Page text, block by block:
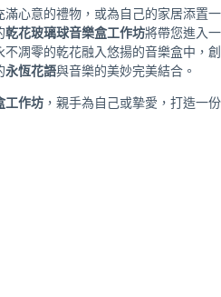
心意的禮物，或為自己的家居添置一
乾花玻璃球音樂盒工作坊將帶您進入一
凋零的乾花融入悠揚的音樂盒中，創
永恆花語與音樂的美妙完美結合。
工作坊 ，親手為自己或摯愛，打造一份